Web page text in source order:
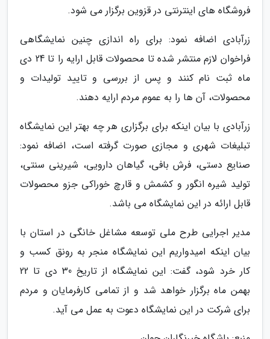
فروشگاه های اینترنتی در قزوین برگزار می شود.
زرآبادی اضافه نمود: برای راه اندازی چنین نمایشگاهی
فراخوان لازم منتشر شده تا محصولات قابل ارایه را تا 24 دی
ماه ثبت نام کنند و پس از بررسی و تایید تولیدات و
محصولات، آن ها را به عموم مردم ارایه دهند.
زرآبادی با بیان اینکه برای برگزاری هر چه بهتر این نمایشگاه
تبلیغات شهری و مجازی صورت گرفته است، اضافه نمود:
صنایع دستی، فرش بافی، گیاهان دارویی، شیرینی سنتی،
تولید شیره انگور و کشمش و قارچ خوراکی جزو محصولات
قابل ارائه در این نمایشگاه می باشد.
مدیر اجرایی طرح ملی توسعه مشاغل خانگی در استان با
بیان اینکه امیدواریم این نمایشگاه منجر به رونق کسب و
کار خرد شود، گفت: این نمایشگاه از تاریخ 30 دی تا 22
بهمن ماه برگزار خواهد شد و از تمامی کارفرمایان و مردم
برای شرکت در این نمایشگاه دعوت به عمل می آید.